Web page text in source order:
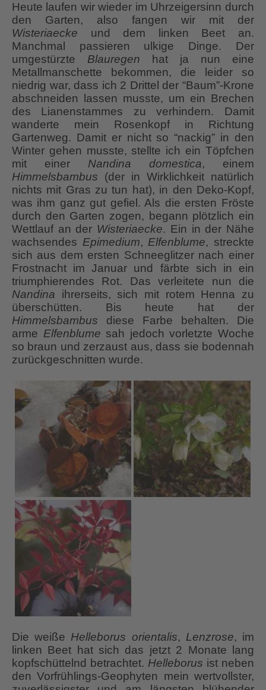
Heute laufen wir wieder im Uhrzeigersinn durch
den Garten, also fangen wir mit der
Wisteriaecke und dem linken Beet an.
Manchmal passieren ulkige Dinge. Der
umgestürzte Blauregen hat ja nun eine
Metallmanschette bekommen, die leider so
niedrig war, dass ich 2 Drittel der “Baum”-Krone
abschneiden lassen musste, um ein Brechen
des Lianenstammes zu verhindern. Damit
wanderte mein Rosenkopf in Richtung
Gartenweg. Damit er nicht so “nackig” in den
Winter gehen musste, stellte ich ein Töpfchen
mit einer Nandina domestica, einem
Himmelsbambus (der in Wirklichkeit natürlich
nichts mit Gras zu tun hat), in den Deko-Kopf,
was ihm ganz gut gefiel. Als die ersten Fröste
durch den Garten zogen, begann plötzlich ein
Wettlauf an der Wisteriaecke. Ein in der Nähe
wachsendes Epimedium,Elfenblume, streckte
sich aus dem ersten Schneeglitzer nach einer
Frostnacht im Januar und färbte sich in ein
triumphierendes Rot. Das verleitete nun die
Nandina ihrerseits, sich mit rotem Henna zu
überschütten. Bis heute hat der
Himmelsbambus diese Farbe behalten. Die
arme Elfenblume sah jedoch vorletzte Woche
so braun und zerzaust aus, dass sie bodennah
zurückgeschnitten wurde.
Die weißeHelleborus orientalis, Lenzrose, im
linken Beet hat sich das jetzt 2 Monate lang
kopfschüttelnd betrachtet. Helleborus ist neben
den Vorfrühlings-Geophyten mein wertvollster,